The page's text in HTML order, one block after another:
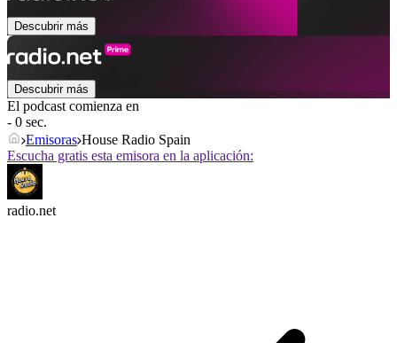
Descubrir más
Descubrir más
El podcast comienza en
- 0 sec.
Emisoras House Radio Spain
Escucha gratis esta emisora en la aplicación:
radio.net